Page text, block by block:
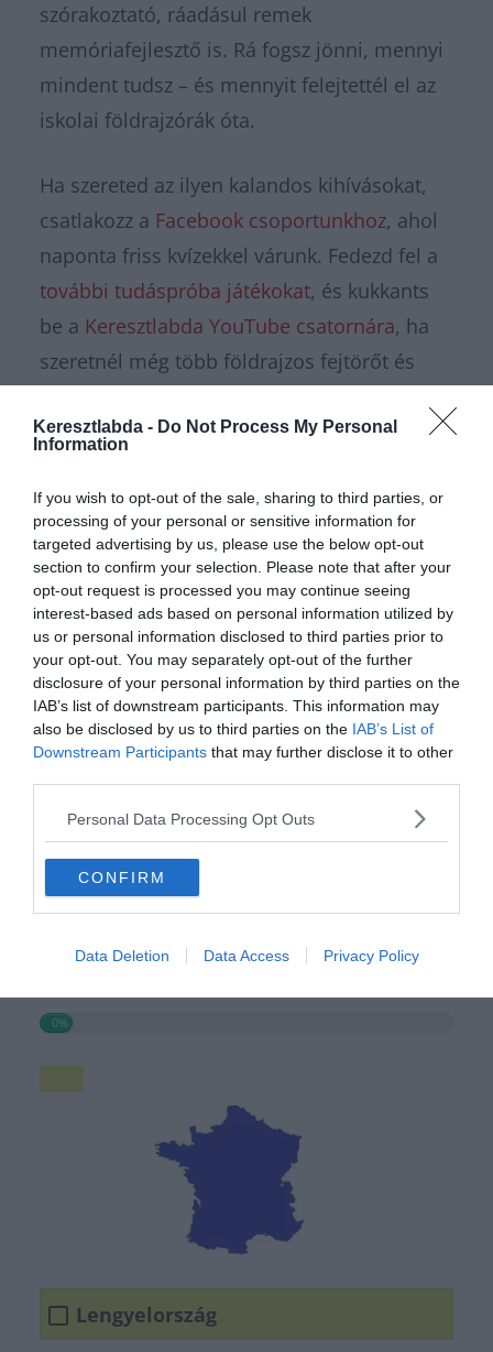
Keresztlabda - Do Not Process My Personal
Information
If you wish to opt-out of the sale, sharing to third parties, or
processing of your personal or sensitive information for
targeted advertising by us, please use the below opt-out
section to confirm your selection. Please note that after your
opt-out request is processed you may continue seeing
interest-based ads based on personal information utilized by
us or personal information disclosed to third parties prior to
your opt-out. You may separately opt-out of the further
disclosure of your personal information by third parties on the
IAB’s list of downstream participants. This information may
also be disclosed by us to third parties on the IAB’s List of
Downstream Participants that may further disclose it to other
Personal Data Processing Opt Outs
CONFIRM
Data Deletion Data Access Privacy Policy
szórakoztató, ráadásul remek
memóriafejlesztő is. Rá fogsz jönni, mennyi
mindent tudsz – és mennyit felejtettél el az
iskolai földrajzórák óta.
Ha szereted az ilyen kalandos kihívásokat,
csatlakozz a Facebook csoportunkhoz, ahol
naponta friss kvízekkel várunk. Fedezd fel a
további tudáspróba játékokat, és kukkants
be a Keresztlabda YouTube csatornára, ha
szeretnél még több földrajzos fejtörőt és
Hirdetés
0%
Lengyelország